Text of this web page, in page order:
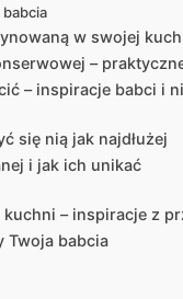
babcia
w swojej
–
– inspiracje babci i
się nią jak najdłużej
i jak ich unikać
– inspiracje z
Twoja babcia